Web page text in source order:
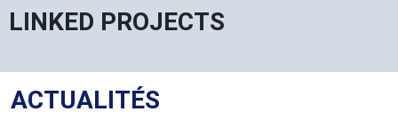
LINKED PROJECTS
ACTUALITÉS